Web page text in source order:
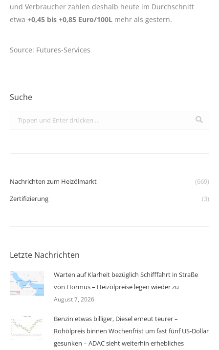
und Verbraucher zahlen deshalb heute im Durchschnitt
etwa +0,45 bis +0,85 Euro/100L mehr als gestern.
Source: Futures-Services
Suche
Search:
Nachrichten zum Heizölmarkt
(669)
Zertifizierung
(3)
Letzte Nachrichten
Warten auf Klarheit bezüglich Schifffahrt in Straße
von Hormus – Heizölpreise legen wieder zu
August 7, 2026
Benzin etwas billiger, Diesel erneut teurer –
Rohölpreis binnen Wochenfrist um fast fünf US-Dollar
gesunken – ADAC sieht weiterhin erhebliches